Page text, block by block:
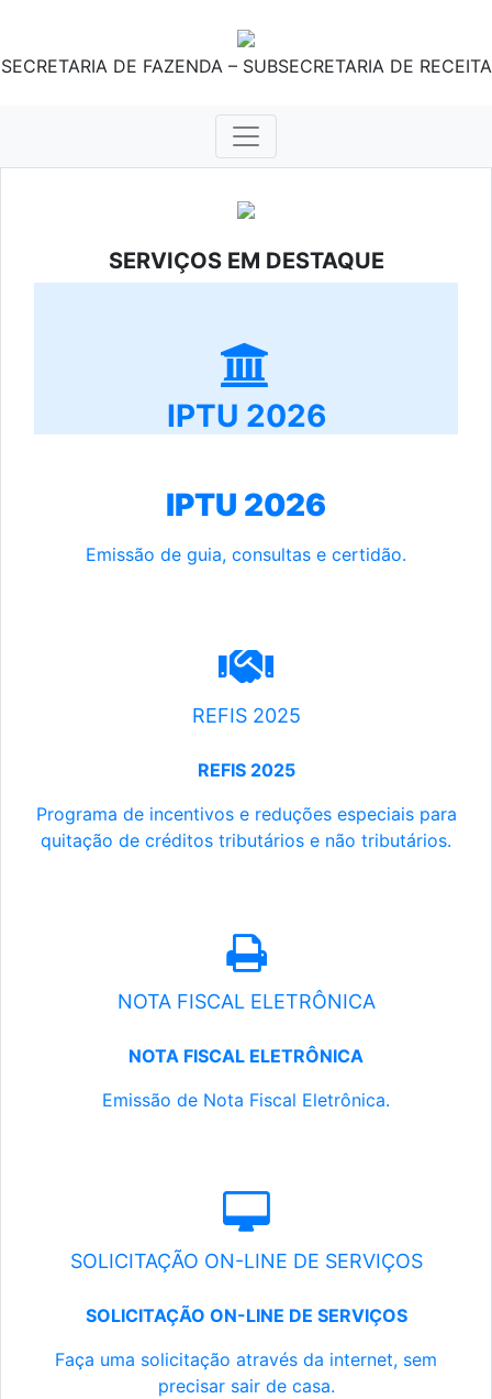
SECRETARIA DE FAZENDA – SUBSECRETARIA DE RECEITA
SERVIÇOS EM DESTAQUE
IPTU 2026
IPTU 2026
Emissão de guia, consultas e certidão.
REFIS 2025
REFIS 2025
Programa de incentivos e reduções especiais para
quitação de créditos tributários e não tributários.
NOTA FISCAL ELETRÔNICA
NOTA FISCAL ELETRÔNICA
Emissão de Nota Fiscal Eletrônica.
SOLICITAÇÃO ON-LINE DE SERVIÇOS
SOLICITAÇÃO ON-LINE DE SERVIÇOS
Faça uma solicitação através da internet, sem
precisar sair de casa.